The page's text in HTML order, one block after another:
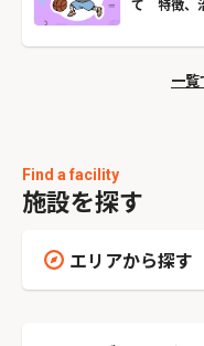
て 特徴、
一覧
Find a facility
施設を探す
エリアから探す